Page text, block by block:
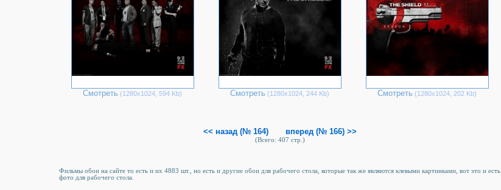
Смотреть (1280х1024, 594 Kb) Смотреть (1280х1024, 244 Kb) Смотреть (1280х1024, 202 Kb)
<< назад (№ 164) вперед (№ 166) >>
(Всего: 407 стр.)
Фильмы обои на сайте то есть и их 4883 шт., но есть и другие обои для рабочего стола, которые так же являются клевыми картинками, вот это и есть
фото для рабочего стола.